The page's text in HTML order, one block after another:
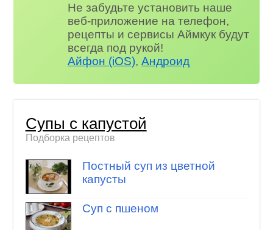
Не забудьте установить наше
веб-приложение на телефон,
рецепты и сервисы Аймкук будут
всегда под рукой!
Айфон (iOS),Андроид
Супы с капустой
Подборка рецептов
Постный суп из цветной
капусты
Суп с пшеном